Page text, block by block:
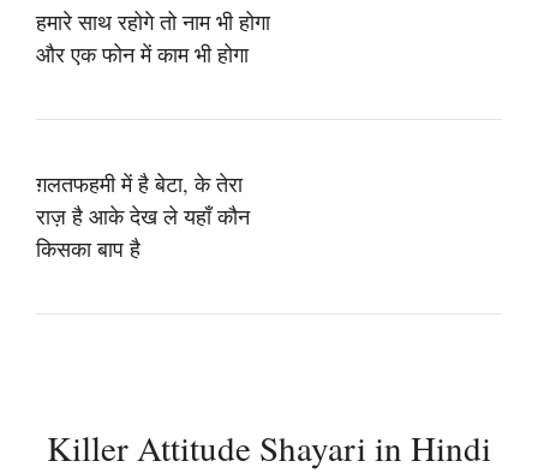
हमारे साथ रहोगे तो नाम भी होगा
और एक फोन में काम भी होगा
ग़लतफहमी में है बेटा, के तेरा
राज़ है आके देख ले यहाँ कौन
किसका बाप है
Killer Attitude Shayari in Hindi